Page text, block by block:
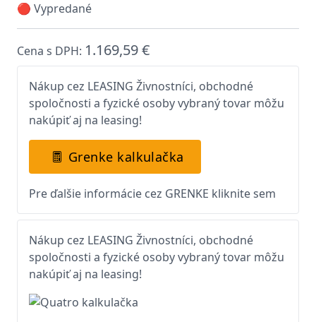
🔴 Vypredané
Cena s DPH: 1.169,59 €
Nákup cez LEASING Živnostníci, obchodné
spoločnosti a fyzické osoby vybraný tovar môžu
nakúpiť aj na leasing!
Grenke kalkulačka
Pre ďalšie informácie cez GRENKE kliknite sem
Nákup cez LEASING Živnostníci, obchodné
spoločnosti a fyzické osoby vybraný tovar môžu
nakúpiť aj na leasing!